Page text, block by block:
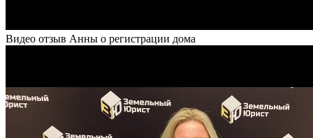
Видео отзыв Анны о регистрации дома